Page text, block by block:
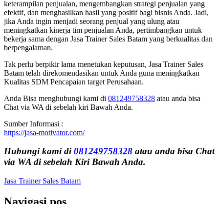
keterampilan penjualan, mengembangkan strategi penjualan yang
efektif, dan menghasilkan hasil yang positif bagi bisnis Anda. Jadi,
jika Anda ingin menjadi seorang penjual yang ulung atau
meningkatkan kinerja tim penjualan Anda, pertimbangkan untuk
bekerja sama dengan Jasa Trainer Sales Batam yang berkualitas dan
berpengalaman.
Tak perlu berpikir lama menetukan keputusan, Jasa Trainer Sales
Batam telah direkomendasikan untuk Anda guna meningkatkan
Kualitas SDM Pencapaian target Perusahaan.
Anda Bisa menghubungi kami di 081249758328 atau anda bisa
Chat via WA di sebelah kiri Bawah Anda.
Sumber Informasi :
https://jasa-motivator.com/
Hubungi kami di081249758328 atau anda bisa Chat
via WA di sebelah Kiri Bawah Anda.
Jasa Trainer Sales Batam